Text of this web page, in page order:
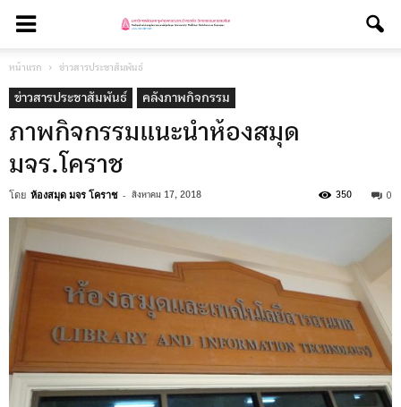
หน้าแรก ข่าวสารประชาสัมพันธ์
ข่าวสารประชาสัมพันธ์ คลังภาพกิจกรรม
ภาพกิจกรรมแนะนำห้องสมุด
มจร.โคราช
โดย ห้องสมุด มจร โคราช - สิงหาคม 17, 2018 0
350